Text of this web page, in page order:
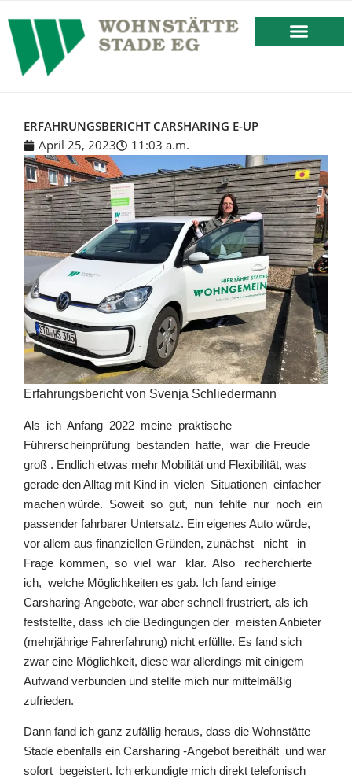
springen
ERFAHRUNGSBERICHT CARSHARING E-UP
April 25, 2023
11:03 a.m.
Erfahrungsbericht von Svenja Schliedermann
Als ich Anfang 2022 meine praktische
Führerscheinprüfung bestanden hatte, war die Freude
groß . Endlich etwas mehr Mobilität und Flexibilität, was
gerade den Alltag mit Kind in vielen Situationen einfacher
machen würde. Soweit so gut, nun fehlte nur noch ein
passender fahrbarer Untersatz. Ein eigenes Auto würde,
vor allem aus finanziellen Gründen, zunächst nicht in
Frage kommen, so viel war klar. Also recherchierte
ich, welche Möglichkeiten es gab. Ich fand einige
Carsharing-Angebote, war aber schnell frustriert, als ich
feststellte, dass ich die Bedingungen der meisten Anbieter
(mehrjährige Fahrerfahrung) nicht erfüllte. Es fand sich
zwar eine Möglichkeit, diese war allerdings mit einigem
Aufwand verbunden und stellte mich nur mittelmäßig
zufrieden.
Dann fand ich ganz zufällig heraus, dass die Wohnstätte
Stade ebenfalls ein Carsharing -Angebot bereithält und war
sofort begeistert. Ich erkundigte mich direkt telefonisch